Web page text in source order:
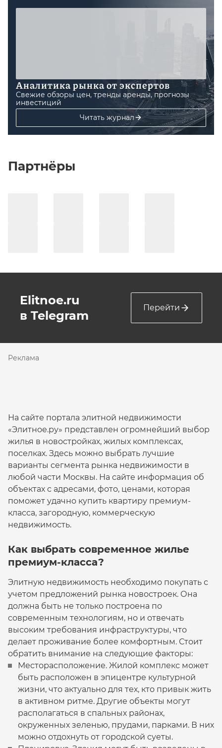
Аналитика рынка от экспертов
Свежие обзоры цен, тренды аренды, прогнозы
инвестиций
Читать журнал
Партнёры
Elitnoe.ru
в Telegram
Перейти
Реклама
На сайте портала элитной недвижимости
«Элитное.ру» представлен огромнейший выбор
жилья в новостройках, жилых комплексах,
поселках. Здесь можно выбрать лучшие
варианты сегмента рынка недвижимости в
любой части Москвы. На сайте информация об
объектах с адресами, фото, ценами, которая
поможет удачно купить квартиру премиум-
класса, загородную, коммерческую
недвижимость.
Как выбрать современное жилье
премиум-класса?
Элитную недвижимость необходимо покупать с
учетом предложений рынка новостроек. Она
должна быть не только построена по
современным технологиям, но и отвечать
высоким требования инфраструктуры, что
делает проживание более комфортным. Стоит
обратить внимание на следующие факторы:
Месторасположение. Жилой комплекс может
быть расположен в эпицентре культурной
жизни, что актуально для тех, кто привык жить
в активном ритме. Другие объекты могут
располагаться в спальных районах,
окруженных зеленью, прудами, парками. В них
можно отдохнуть от городской суеты.